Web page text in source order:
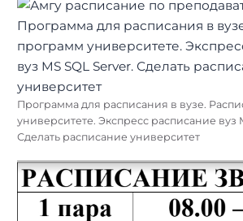
Программа для расписания в вузе.
университете. Экспресс расписание вуз
Сделать расписание университет